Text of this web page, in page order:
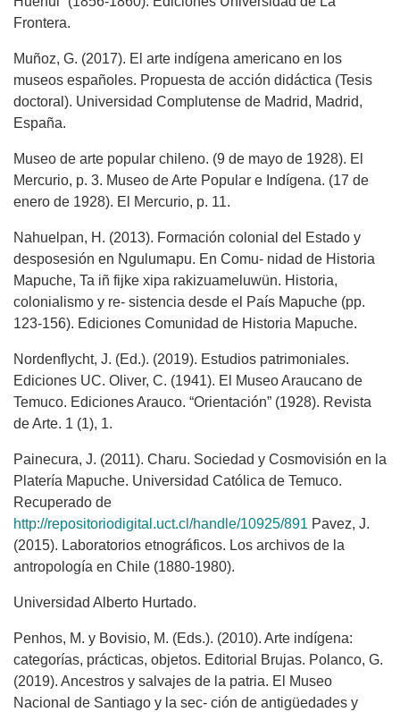
Frontera.
Muñoz, G. (2017). El arte indígena americano en los
museos españoles. Propuesta de acción didáctica (Tesis
doctoral). Universidad Complutense de Madrid, Madrid,
España.
Museo de arte popular chileno. (9 de mayo de 1928). El
Mercurio, p. 3. Museo de Arte Popular e Indígena. (17 de
enero de 1928). El Mercurio, p. 11.
Nahuelpan, H. (2013). Formación colonial del Estado y
desposesión en Ngulumapu. En Comu- nidad de Historia
Mapuche, Ta iñ fijke xipa rakizuameluwün. Historia,
colonialismo y re- sistencia desde el País Mapuche (pp.
123-156). Ediciones Comunidad de Historia Mapuche.
Nordenflycht, J. (Ed.). (2019). Estudios patrimoniales.
Ediciones UC. Oliver, C. (1941). El Museo Araucano de
Temuco. Ediciones Arauco. “Orientación” (1928). Revista
de Arte. 1 (1), 1.
Painecura, J. (2011). Charu. Sociedad y Cosmovisión en la
Platería Mapuche. Universidad Católica de Temuco.
Recuperado de
http://repositoriodigital.uct.cl/handle/10925/891 Pavez, J.
(2015). Laboratorios etnográficos. Los archivos de la
antropología en Chile (1880-1980).
Universidad Alberto Hurtado.
Penhos, M. y Bovisio, M. (Eds.). (2010). Arte indígena:
categorías, prácticas, objetos. Editorial Brujas. Polanco, G.
(2019). Ancestros y salvajes de la patria. El Museo
Nacional de Santiago y la sec- ción de antigüedades y